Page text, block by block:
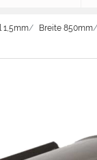
1,5mm Breite 850mm